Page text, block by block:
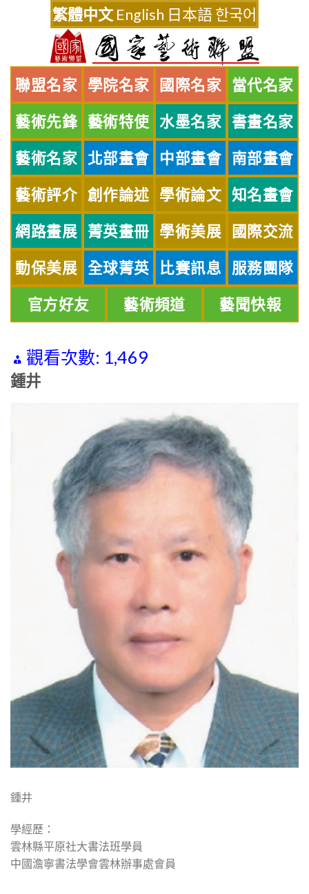
繁體中文 English 日本語한국어
聯盟名家 學院名家 國際名家 當代名家
藝術先鋒 藝術特使 水墨名家 書畫名家
藝術名家 北部畫會 中部畫會 南部畫會
藝術評介 創作論述 學術論文 知名畫會
網路畫展 菁英畫冊 學術美展 國際交流
動保美展 全球菁英 比賽訊息 服務團隊
官方好友 藝術頻道 藝聞快報
觀看次數: 1,469
鍾井
鍾井
學經歷：
雲林縣平原社大書法班學員
中國澹寧書法學會雲林辦事處會員